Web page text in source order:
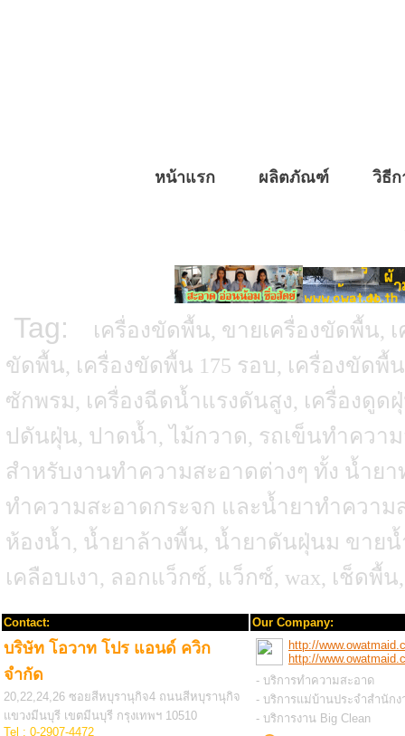
หน้าแรก ผลิตภัณฑ์ วิธีก
Tag:
เครื่องขัดพื้น, ขายเครื่องขัดพื้น,
ขัดพื้น, เครื่องขัดพื้น 175 รอบ, เครื่องขัดพื้
ซักพรม, เครื่องฉีดน้ำแรงดันสูง, เครื่องดู
ปดันฝุ่น, ปาดน้ำ, ไม้กวาด, รถเข็นทำคว
สำหรับงานทำความสะอาดต่างๆ ทั้ง น้ำย
ทำความสะอาดกระจก และน้ำยาทำความ
ห้องน้ำ, น้ำยาล้างพื้น, น้ำยาดันฝุ่นม ขาย
เคลือบเงา, ลอกแว็กซ์, แว็กซ์, wax, เช็ดพื้
Contact: Our Company:
บริษัท โอวาท โปร แอนด์ ควิก
จำกัด
20,22,24,26 ซอยสีหบุรานุกิจ4 ถนนสีหบุรานุกิจ
แขวงมีนบุรี เขตมีนบุรี กรุงเทพฯ 10510
Tel : 0-2907-4472
http://
http://
- บริการทำความสะอาด
- บริการแม่บ้านประจำสำนักง
- บริการงาน Big Clean